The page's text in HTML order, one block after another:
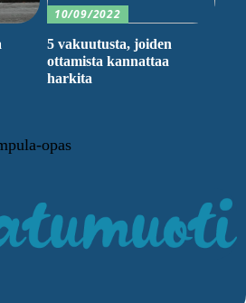
10/09/2022
5 vakuutusta, joiden
ottamista kannattaa
harkita
opas